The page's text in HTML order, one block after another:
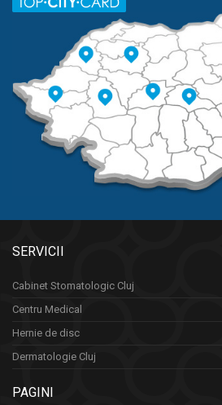
SERVICII
Cabinet Stomatologic Cluj
Centru Medical
Hernie de disc
Dermatologie Cluj
PAGINI